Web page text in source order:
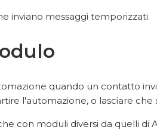
inviano messaggi temporizzati.
quando un contatto
l'automazione, o lasciare che
con moduli diversi da quelli